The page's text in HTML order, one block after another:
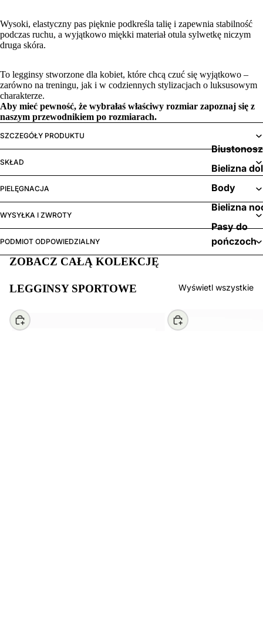
Bielizna
Body
Bielizna
Pasy do
pończoch
Wysoki, elastyczny pas pięknie podkreśla talię i zapewnia stabilność
podczas ruchu, a wyjątkowo miękki materiał otula sylwetkę niczym
druga skóra.
To legginsy stworzone dla kobiet, które chcą czuć się wyjątkowo –
zarówno na treningu, jak i w codziennych stylizacjach o luksusowym
charakterze.
Aby mieć pewność, że wybrałaś właściwy rozmiar zapoznaj się z
naszym przewodnikiem po rozmiarach.
SZCZEGÓŁY PRODUKTU
SKŁAD
PIELĘGNACJA
WYSYŁKA I ZWROTY
PODMIOT ODPOWIEDZIALNY
ZOBACZ CAŁĄ KOLEKCJĘ
LEGGINSY SPORTOWE Wyświetl wszystkie
Wybierz Wybierz